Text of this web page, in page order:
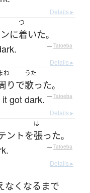
Details ▸
に
つ
着いた。
— Tatoeba
Details ▸
わ
りで
うた
歌った。
got dark. — Tatoeba
Details ▸
ント を
は
張った。
— Tatoeba
Details ▸
なく なる まで